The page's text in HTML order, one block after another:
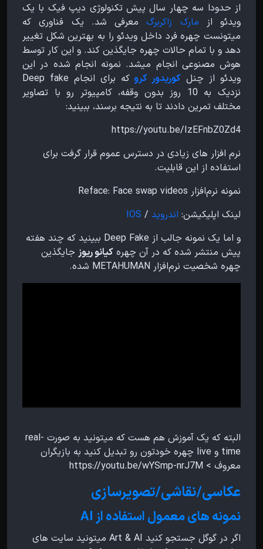
از حدودا سه چهار سال پیش تکنولوژی دیپ فیک با یک
ویدئو از مارک زاکربرگمعرفی شد. یک فناوری که
میتونست چهره فرد داخل ویدئو را به بهترین شکل تغییر
دهد و با تمام حالات چهره جایگذین کند. و این کار توسط
هوش مصنوعی انجام میشد. نمونه انجام شده در این
ویدئو از چنل کوریدور کرو
که برای انجام Deep fake
نزدیک به 10 روز بدون وقفه، کامپیوتر رو با تصاویر
مختلف تمرین دادند تا به نتیجه برسند، ببینید:
https://youtu.be/IzEFnbZ0Zd4
نرم افزار های زیادی در دسترس عموم قرار گرفت برای
استفاده از این قابلیت.
نمونه نرم‌افزار Reface: Face swap videos
لینک اپلیکیشن: اندروید /
IOS
و اما یک نمونه جالب از Deep Fake ببینید که چند هفته
پیش منتشر شده که در آن چهره کیانو ریوز جایگذین
چهره شخصیت نرم‌افزار METAHUMAN شده.
البته که یک آموزش هم هست که میتونید به صورت real-
time و live چهره خودتون رو تبدیل کنید به بازیگران
معروف > https://youtu.be/wYSmp-nrJ7M
عکاسی/نقاشی/تصویرسازی
نمونه های معمول استفاده از AI
اگر در گوگل جستجو کنید Art & AI میتونید سایت های